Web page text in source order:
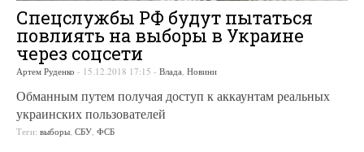
Спецслужбы РФ будут пытаться
повлиять на выборы в Украине
через соцсети
Артем Руденко - 15.12.2018 17:15 - Влада Новини
Обманным путем получая доступ к аккаунтам реальных
украинских пользователей
Теги: выборы СБУ ФСБ